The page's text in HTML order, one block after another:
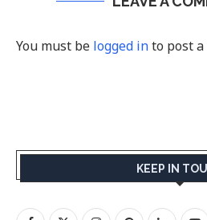
You must be logged into post a
KEEP IN